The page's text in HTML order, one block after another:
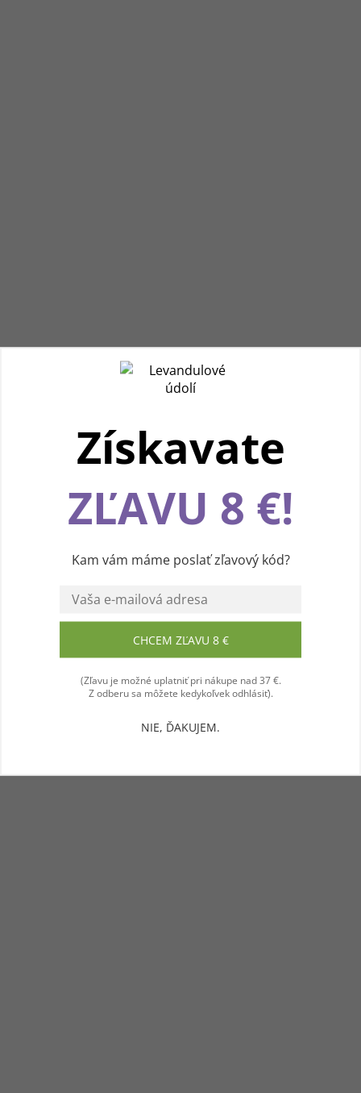
pohodlnú cestu webom Levanduľového údolia.
Vďaka vašim podnetom neustále zlepšujeme
jeho funkcie, výkon a prehľadnosť. Ďakujeme a
Súhlasím
Získavate
ZĽAVU 8 €!
Kam vám máme poslať zľavový kód?
CHCEM ZĽAVU 8 €
(Zľavu je možné uplatniť pri nákupe nad 37 €.
Z odberu sa môžete kedykoľvek odhlásiť).
NIE, ĎAKUJEM.